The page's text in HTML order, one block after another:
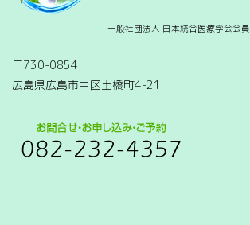
一般社団法人 日本統合医療学会会員
〒730-0854
広島県広島市中区土橋町4-21